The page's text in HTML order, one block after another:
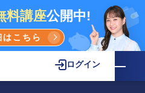
料講座公開中!
はこちら
ログイン